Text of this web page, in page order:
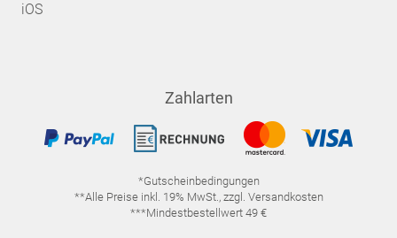
iOS
Zahlarten
*Gutscheinbedingungen
**Alle Preise inkl. 19% MwSt., zzgl. Versandkosten
***Mindestbestellwert 49 €